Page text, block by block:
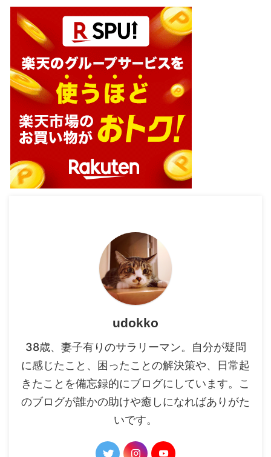
udokko
38歳、妻子有りのサラリーマン。自分が疑問
に感じたこと、困ったことの解決策や、日常起
きたことを備忘録的にブログにしています。こ
のブログが誰かの助けや癒しになればありがた
いです。